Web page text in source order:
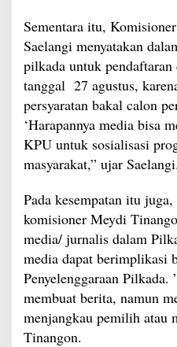
Sementara itu,
Saelangi menyatakan
pilkada untuk pendaftaran
tanggal 27 agustus,
persyaratan bakal calon
‘Harapannya media bisa
KPU untuk sosialisasi
masyarakat,” ujar Saelangi.
Pada kesempatan itu juga,
komisioner Meydi
media/ jurnalis dalam
media dapat berimplikasi
Penyelenggaraan Pilkada.
membuat berita, namun
menjangkau pemilih atau
Tinangon.